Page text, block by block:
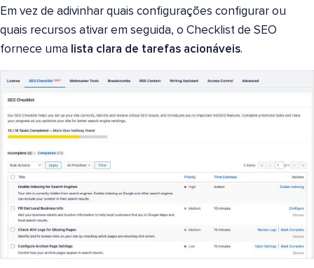
Em vez de adivinhar quais configurações configurar ou
quais recursos ativar em seguida, o Checklist de SEO
fornece uma lista clara de tarefas acionáveis.